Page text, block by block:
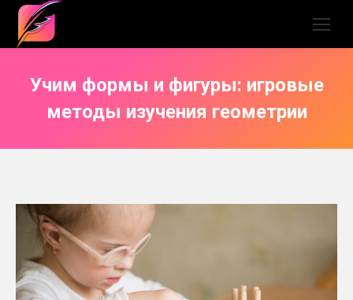
Учим формы и фигуры: игровые
методы изучения геометрии